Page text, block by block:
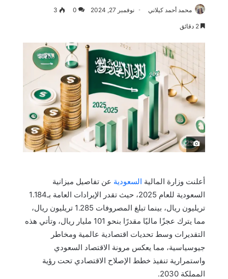
محمد أحمد كيلاني نوفمبر 27, 2024 0
3
َ
أعلنت وزارة المالية السعودية عن تفاصيل ميزانية
السعودية للعام 2025، حيث تقدر الإيرادات العامة بـ1.184
تريليون ريال، بينما تبلغ المصروفات 1.285 تريليون ريال،
مما يترك عجزًا ماليًا مقدرًا بنحو 101 مليار ريال، وتأتي هذه
التقديرات وسط تحديات اقتصادية عالمية ومخاطر
جيوسياسية، مما يعكس مرونة الاقتصاد السعودي
واستمرارية تنفيذ خطط الإصلاح الاقتصادي تحت رؤية
المملكة 2030.